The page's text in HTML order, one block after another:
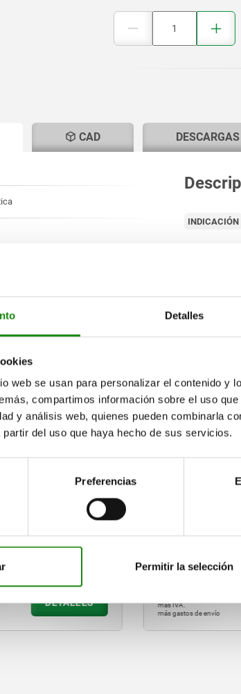
Detalles
web se usan para personalizar el contenido y
compartimos información sobre el uso
y análisis web, quienes pueden combinarla
partir del uso que haya hecho de sus servicios.
Preferencias
Permitir la selección
CAD DESCARGAS
INDICACIÓN
Otros clientes
magnéticas con gran
de envío
DETALLES
más IVA.
más